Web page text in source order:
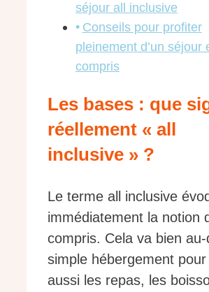
séjour all inclusive
Conseils pour profiter
pleinement d’un séjour
compris
Les bases : que
réellement « all
inclusive » ?
Le terme all inclusive
immédiatement la notion
compris. Cela va bien au-
simple hébergement
aussi les repas, les